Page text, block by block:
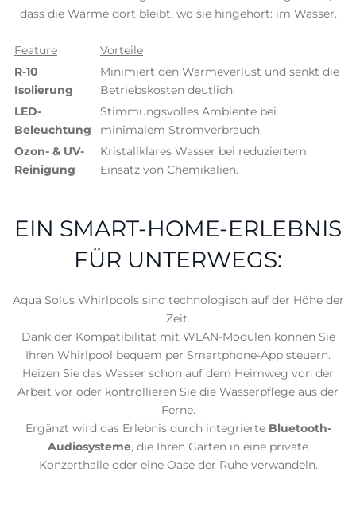
dass die Wärme dort bleibt, wo sie hingehört: im Wasser.
Feature
Vorteile
R-10
Isolierung
Minimiert den Wärmeverlust und senkt die
Betriebskosten deutlich.
LED-
Beleuchtung
Stimmungsvolles Ambiente bei
minimalem Stromverbrauch.
Ozon- & UV-
Reinigung
Kristallklares Wasser bei reduziertem
Einsatz von Chemikalien.
EIN SMART-HOME-ERLEBNIS
FÜR UNTERWEGS:
Aqua Solus Whirlpools sind technologisch auf der Höhe der
Zeit.
Dank der Kompatibilität mit WLAN-Modulen können Sie
Ihren Whirlpool bequem per Smartphone-App steuern.
Heizen Sie das Wasser schon auf dem Heimweg von der
Arbeit vor oder kontrollieren Sie die Wasserpflege aus der
Ferne.
Ergänzt wird das Erlebnis durch integrierte Bluetooth-
Audiosysteme, die Ihren Garten in eine private
Konzerthalle oder eine Oase der Ruhe verwandeln.